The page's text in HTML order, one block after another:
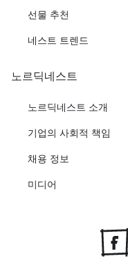
선물 추천
네스트 트렌드
노르딕네스트
노르딕네스트 소개
기업의 사회적 책임
채용 정보
미디어